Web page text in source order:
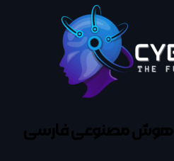
هوش مصنوعی فارسی